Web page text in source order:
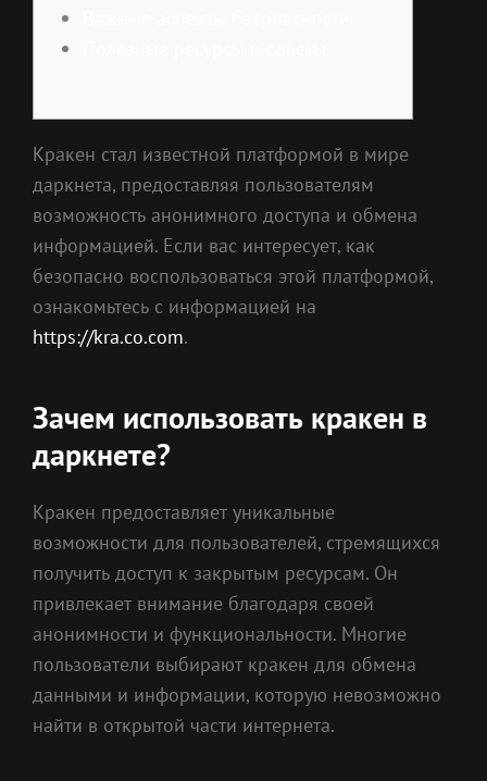
Кракен стал известной платформой в мире
даркнета, предоставляя пользователям
возможность анонимного доступа и обмена
информацией. Если вас интересует, как
безопасно воспользоваться этой платформой,
ознакомьтесь с информацией на
https://kra.co.com.
Зачем использовать кракен в
даркнете?
Кракен предоставляет уникальные
возможности для пользователей, стремящихся
получить доступ к закрытым ресурсам. Он
привлекает внимание благодаря своей
анонимности и функциональности. Многие
пользователи выбирают кракен для обмена
данными и информации, которую невозможно
найти в открытой части интернета.